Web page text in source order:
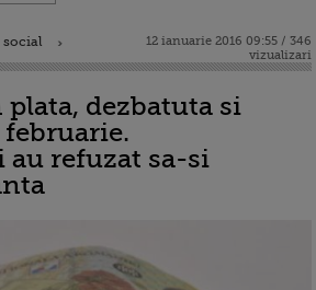
social
12 ianuarie 2016 09:55 / 346
vizualizari
dezbatuta si
februarie.
au refuzat sa-si